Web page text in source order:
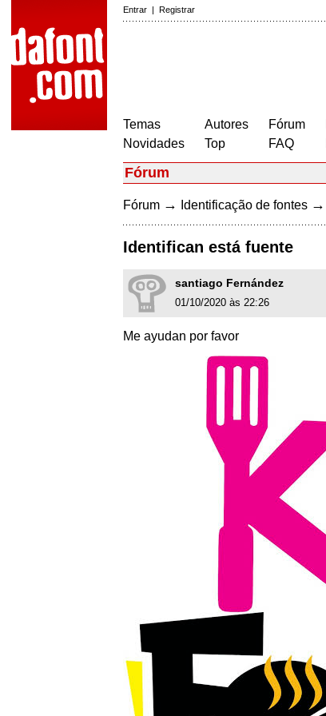
Entrar | Registrar
Temas
Novidades
Autores
Top
Fórum
FAQ
Fórum
Fórum → Identificação de fontes →
Identifican está fuente
santiago Fernández
01/10/2020 às 22:26
Me ayudan por favor